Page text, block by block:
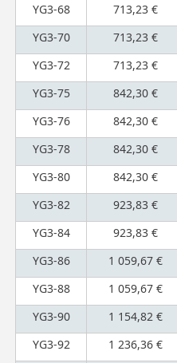
YG3-68
713,23 €
YG3-70
713,23 €
YG3-72
713,23 €
YG3-75
842,30 €
YG3-76
842,30 €
YG3-78
842,30 €
YG3-80
842,30 €
YG3-82
923,83 €
YG3-84
923,83 €
YG3-86
1 059,67 €
YG3-88
1 059,67 €
YG3-90
1 154,82 €
YG3-92
1 236,36 €